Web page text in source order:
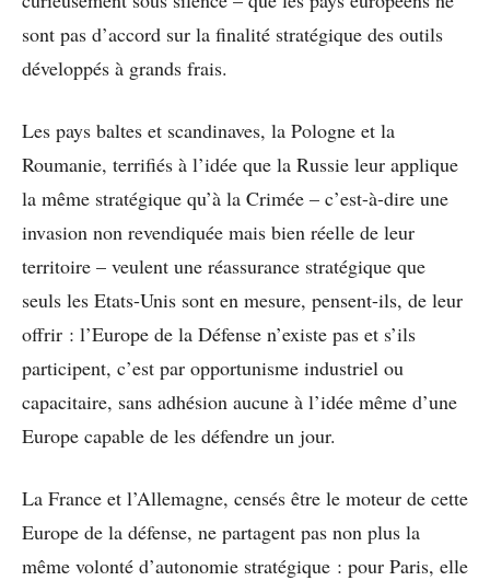
sont pas d’accord sur la finalité stratégique des outils
développés à grands frais.
Les pays baltes et scandinaves, la Pologne et la
Roumanie, terrifiés à l’idée que la Russie leur applique
la même stratégique qu’à la Crimée – c’est-à-dire une
invasion non revendiquée mais bien réelle de leur
territoire – veulent une réassurance stratégique que
seuls les Etats-Unis sont en mesure, pensent-ils, de leur
offrir : l’Europe de la Défense n’existe pas et s’ils
participent, c’est par opportunisme industriel ou
capacitaire, sans adhésion aucune à l’idée même d’une
Europe capable de les défendre un jour.
La France et l’Allemagne, censés être le moteur de cette
Europe de la défense, ne partagent pas non plus la
même volonté d’autonomie stratégique : pour Paris, elle